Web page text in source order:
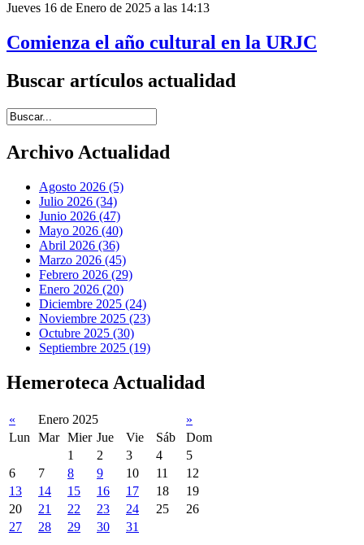
Jueves 16 de Enero de 2025 a las 14:13
Comienza el año cultural en la URJC
Buscar artículos actualidad
Introduce términos de búsqueda
Archivo Actualidad
Agosto 2026 (5)
Julio 2026 (34)
Junio 2026 (47)
Mayo 2026 (40)
Abril 2026 (36)
Marzo 2026 (45)
Febrero 2026 (29)
Enero 2026 (20)
Diciembre 2025 (24)
Noviembre 2025 (23)
Octubre 2025 (30)
Septiembre 2025 (19)
Hemeroteca Actualidad
« Enero 2025
»
Lun
Mar Mier Jue Vie Sáb
Dom
1
2 3 4
5
6
7 8 9 10 11
12
13
14 15 16 17 18
19
20
21 22 23 24 25
26
27
28 29 30 31